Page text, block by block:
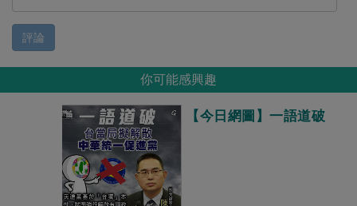
評論
你可能感興趣
【今日網圖】一語道破